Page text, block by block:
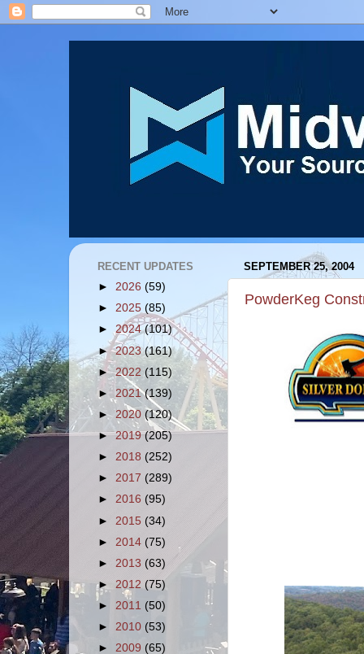
SEPTEMBER 25, 2004
PowderKeg
RECENT UPDATES
► 2026 (59)
► 2025 (85)
► 2024(101)
►2023(161)
►2022(115)
► 2021(139)
► 2020 (120)
►2019(205)
► 2018 (252)
► 2017 (289)
► 2016 (95)
► 2015 (34)
► 2014 (75)
► 2013 (63)
► 2012 (75)
► 2011 (50)
► 2010 (53)
► 2009 (65)